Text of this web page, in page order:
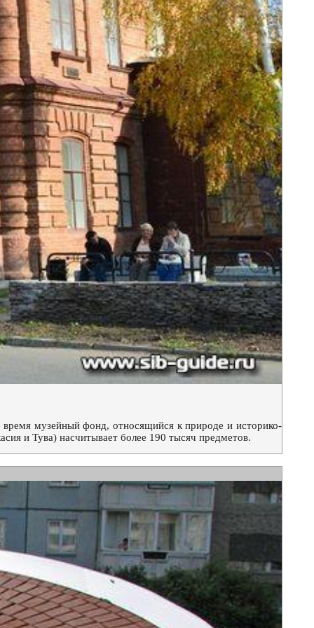
музейный фонд, относящийся к природе и историко-
и Тува) насчитывает более 190 тысяч предметов.